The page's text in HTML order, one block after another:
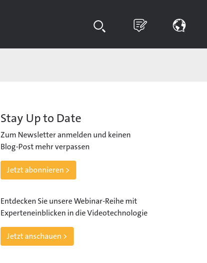
Stay Up to Date
Zum Newsletter anmelden und keinen
Blog-Post mehr verpassen
Jetzt abonnieren >
Entdecken Sie unsere Webinar-Reihe mit
Experteneinblicken in die Videotechnologie
Jetzt anschauen >